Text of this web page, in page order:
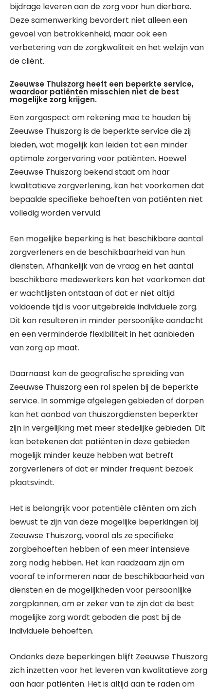
bijdrage leveren aan de zorg voor hun dierbare.
Deze samenwerking bevordert niet alleen een
gevoel van betrokkenheid, maar ook een
verbetering van de zorgkwaliteit en het welzijn van
de cliënt.
Zeeuwse Thuiszorg heeft een beperkte service,
waardoor patiënten misschien niet de best
mogelijke zorg krijgen.
Een zorgaspect om rekening mee te houden bij
Zeeuwse Thuiszorg is de beperkte service die zij
bieden, wat mogelijk kan leiden tot een minder
optimale zorgervaring voor patiënten. Hoewel
Zeeuwse Thuiszorg bekend staat om haar
kwalitatieve zorgverlening, kan het voorkomen dat
bepaalde specifieke behoeften van patiënten niet
volledig worden vervuld.
Een mogelijke beperking is het beschikbare aantal
zorgverleners en de beschikbaarheid van hun
diensten. Afhankelijk van de vraag en het aantal
beschikbare medewerkers kan het voorkomen dat
er wachtlijsten ontstaan of dat er niet altijd
voldoende tijd is voor uitgebreide individuele zorg.
Dit kan resulteren in minder persoonlijke aandacht
en een verminderde flexibiliteit in het aanbieden
van zorg op maat.
Daarnaast kan de geografische spreiding van
Zeeuwse Thuiszorg een rol spelen bij de beperkte
service. In sommige afgelegen gebieden of dorpen
kan het aanbod van thuiszorgdiensten beperkter
zijn in vergelijking met meer stedelijke gebieden. Dit
kan betekenen dat patiënten in deze gebieden
mogelijk minder keuze hebben wat betreft
zorgverleners of dat er minder frequent bezoek
plaatsvindt.
Het is belangrijk voor potentiële cliënten om zich
bewust te zijn van deze mogelijke beperkingen bij
Zeeuwse Thuiszorg, vooral als ze specifieke
zorgbehoeften hebben of een meer intensieve
zorg nodig hebben. Het kan raadzaam zijn om
vooraf te informeren naar de beschikbaarheid van
diensten en de mogelijkheden voor persoonlijke
zorgplannen, om er zeker van te zijn dat de best
mogelijke zorg wordt geboden die past bij de
individuele behoeften.
Ondanks deze beperkingen blijft Zeeuwse Thuiszorg
zich inzetten voor het leveren van kwalitatieve zorg
aan haar patiënten. Het is altijd aan te raden om